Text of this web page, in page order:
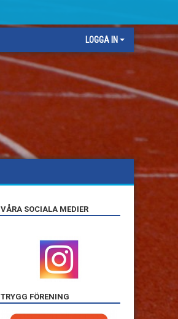
LOGGA IN
VÅRA SOCIALA MEDIER
TRYGG FÖRENING